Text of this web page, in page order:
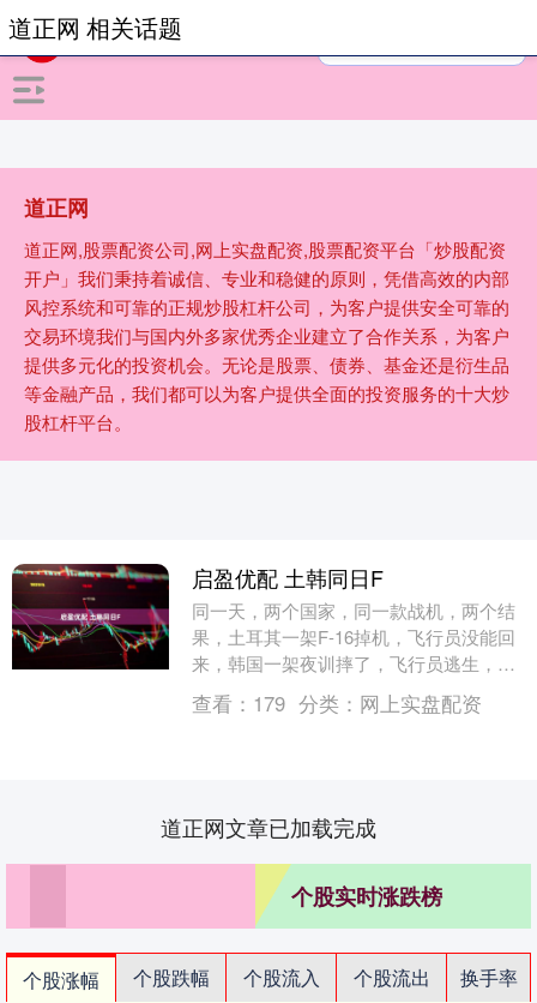
道正网
道正网,股票配资公司,网上实盘配资,股票配资平台「炒股配资
开户」我们秉持着诚信、专业和稳健的原则，凭借高效的内部
风控系统和可靠的正规炒股杠杆公司，为客户提供安全可靠的
交易环境我们与国内外多家优秀企业建立了合作关系，为客户
提供多元化的投资机会。无论是股票、债券、基金还是衍生品
等金融产品，我们都可以为客户提供全面的投资服务的十大炒
股杠杆平台。
道正网 相关话题
启盈优配 土韩同日F
同一天，两个国家，同一款战机，两个结
果，土耳其一架F-16掉机，飞行员没能回
来，韩国一架夜训摔了，飞行员逃生，这
么巧合，真只是巧合吗？ 很多人对F-16
熟，街名....
查看： 179 分类： 网上实盘配资
道正网文章已加载完成
个股实时涨跌榜
个股涨幅 个股跌幅 个股流入 个股流出
换手率